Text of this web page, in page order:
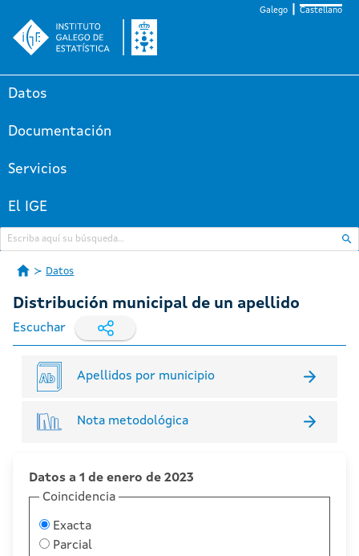
Galego Castellano
Datos
Documentación
Servicios
El IGE
Datos
Distribución municipal de un apellido
Escuchar
Apellidos por municipio
Nota metodológica
Datos a 1 de enero de 2023
Coincidencia
Exacta
Parcial